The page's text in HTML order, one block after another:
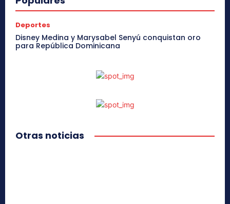
Deportes
Disney Medina y Marysabel Senyú conquistan oro
para República Dominicana
Otras noticias